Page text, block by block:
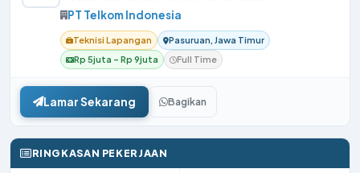
PT Telkom Indonesia
Teknisi Lapangan
Pasuruan, Jawa Timur
Rp 5juta – Rp 9juta
Full Time
Lamar Sekarang Bagikan
RINGKASAN PEKERJAAN